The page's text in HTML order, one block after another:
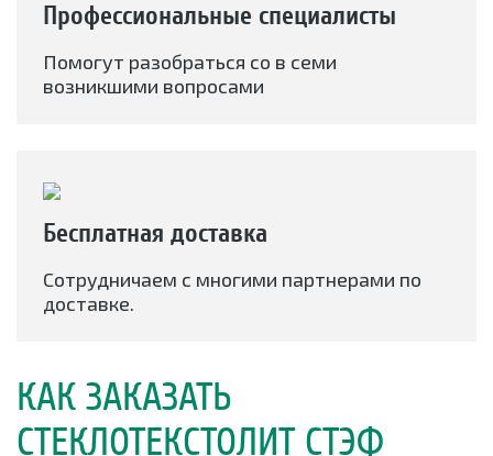
Профессиональные специалисты
Помогут разобраться со в семи
возникшими вопросами
Бесплатная доставка
Сотрудничаем с многими партнерами по
доставке.
КАК ЗАКАЗАТЬ
СТЕКЛОТЕКСТОЛИТ СТЭФ